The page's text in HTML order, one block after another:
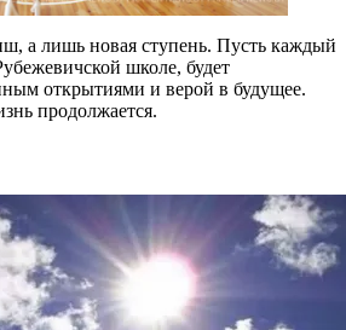
а лишь новая ступень. Пусть каждый
школе, будет
открытиями и верой в будущее.
продолжается.